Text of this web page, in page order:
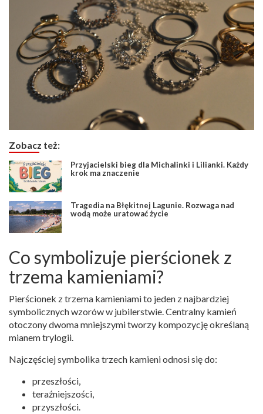
Zobacz też:
Przyjacielski bieg dla Michalinki i Lilianki. Każdy
krok ma znaczenie
Tragedia na Błękitnej Lagunie. Rozwaga nad
wodą może uratować życie
Co symbolizuje pierścionek z
trzema kamieniami?
Pierścionek z trzema kamieniami to jeden z najbardziej
symbolicznych wzorów w jubilerstwie. Centralny kamień
otoczony dwoma mniejszymi tworzy kompozycję określaną
mianem trylogii.
Najczęściej symbolika trzech kamieni odnosi się do:
przeszłości,
teraźniejszości,
przyszłości.